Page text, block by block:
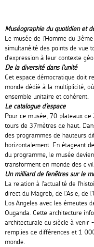
Muséographie du quotidien et
Le musée de l'Homme du
simultanéité des points de vue
d'expression à leur contexte
De la diversité dans l'unité
Cet espace démocratique doit
monde dédié à la multiplicité,
ensemble unitaire et cohérent.
Le catalogue d’espace
Pour ce musée, 70 plateaux
tours de 37mètres de haut.
des programmes de hauteurs
horizontalement. En étageant
du programme, le musée
transforment en monde des
Un milliard de fenêtres sur le
La relation à l'actualité de
direct du Magreb, de l'Asie, de
Los Angeles avec les émeutes
Ouganda. Cette architecture
architecturale du siècle à
remplies de différences et 1
monde.